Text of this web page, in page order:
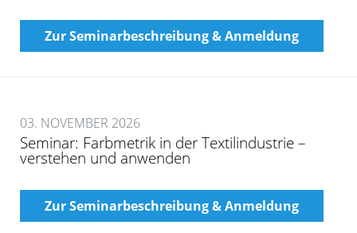
Zur Seminarbeschreibung & Anmeldung
03. NOVEMBER 2026
Seminar: Farbmetrik in der Textilindustrie –
verstehen und anwenden
Zur Seminarbeschreibung & Anmeldung